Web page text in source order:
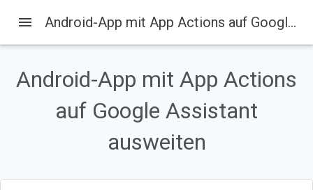
Auf dieser Seite
Aufgaben
menu Android-App mit App Actions auf Google Assistant ausweiten
Android-App mit App Actions
auf Google Assistant
ausweiten